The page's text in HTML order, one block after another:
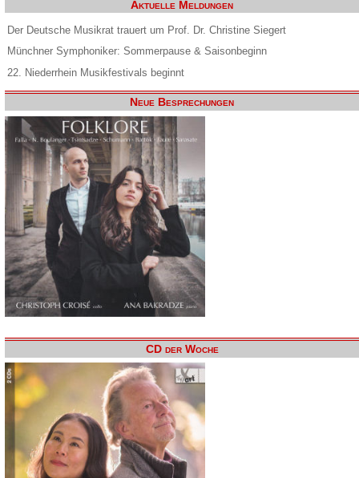
Aktuelle Meldungen
Der Deutsche Musikrat trauert um Prof. Dr. Christine Siegert
Münchner Symphoniker: Sommerpause & Saisonbeginn
22. Niederrhein Musikfestivals beginnt
Neue Besprechungen
CD der Woche